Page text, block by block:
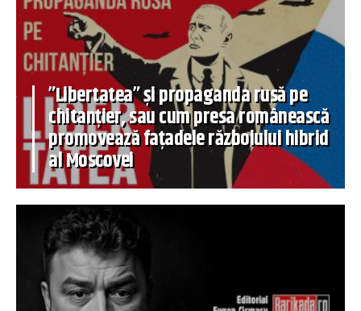
”Libertatea” și propaganda rusă pe
chitanțier, sau cum presa românească
promovează fațadele războiului hibrid
al Moscovei